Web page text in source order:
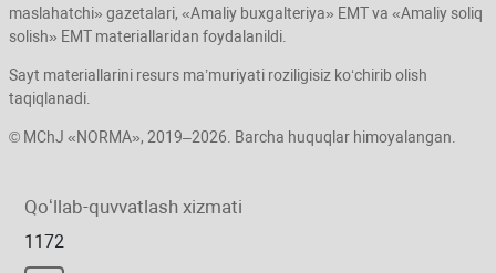
maslahatchi» gazetalari, «Amaliy buхgalteriya» EMT va «Amaliy soliq
solish» EMT materiallaridan foydalanildi.
Sayt materiallarini resurs ma’muriyati roziligisiz koʻchirib olish
taqiqlanadi.
© MChJ «NORMA», 2019–2026. Barcha huquqlar himoyalangan.
Qoʻllab-quvvatlash хizmati
1172